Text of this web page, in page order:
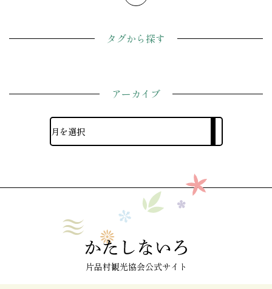
タグから探す
アーカイブ
片品村観光協会公式サイト